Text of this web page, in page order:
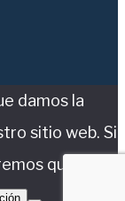
damos la
sitio web. Si
que está